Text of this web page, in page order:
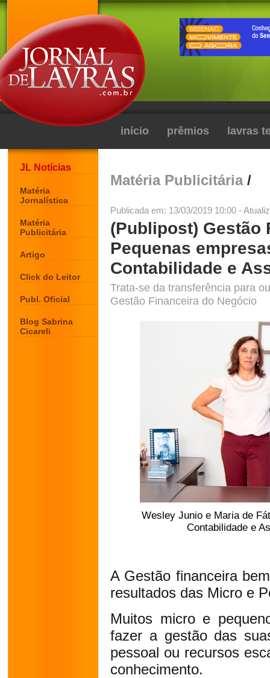
início prêmios lavras
JL Notícias
Matéria
Jornalística
Matéria
Publicitária
Artigo
Click do Leitor
Publ. Oficial
Blog Sabrina
Cicareli
Matéria Publicitária/
Publicada em: 13/03/2019 10:00 -
(Publipost) Gestão
Pequenas
Contabilidade e
Trata-se da transferência para
Gestão Financeira do Negócio
Wesley Junio e Maria de
Contabilidade e
A Gestão financeira
resultados das Micro e
Muitos micro e
fazer a gestão das
pessoal ou recursos
conhecimento.